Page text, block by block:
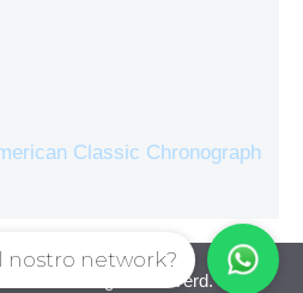
Classic Chronograph
© 2026. All right reserverd.
nostro network?